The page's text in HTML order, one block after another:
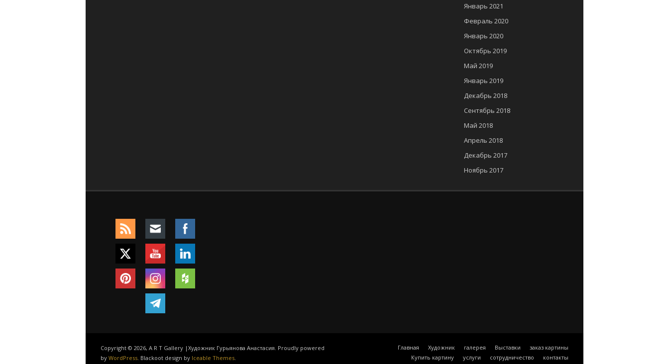
Январь 2021
Февраль 2020
Январь 2020
Октябрь 2019
Май 2019
Январь 2019
Декабрь 2018
Сентябрь 2018
Май 2018
Апрель 2018
Декабрь 2017
Ноябрь 2017
Copyright © 2026, A R T Gallery |Художник Гурьянова Анастасия. Proudly powered
by WordPress. Blackoot design by Iceable Themes.
Главная Художник галерея Выставки
заказ картины
Купить картину
услуги сотрудничество
контакты